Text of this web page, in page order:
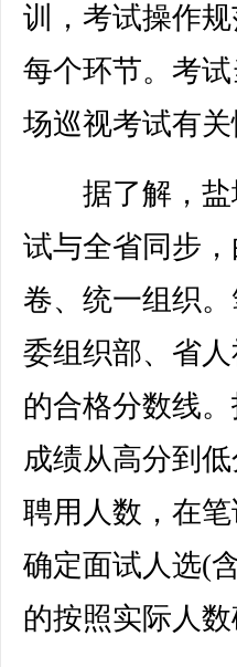
训，考试操作
每个环节。考
场巡视考试有关
据了解，盐
试与全省同步
卷、统一组织
委组织部、省
的合格分数线
成绩从高分到
聘用人数，在
确定面试人选(
的按照实际人